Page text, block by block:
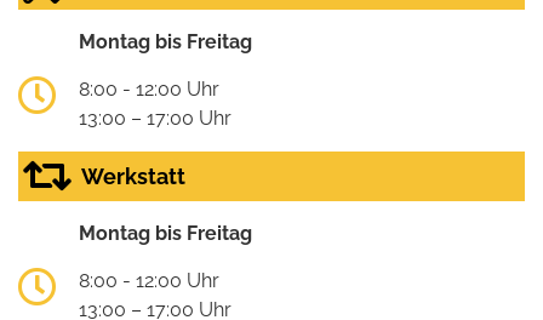
Montag bis Freitag
8:00 - 12:00 Uhr
13:00 – 17:00 Uhr
Werkstatt
Montag bis Freitag
8:00 - 12:00 Uhr
13:00 – 17:00 Uhr